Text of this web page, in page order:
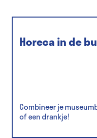
Horeca in de
Combineer je
of een drankje!